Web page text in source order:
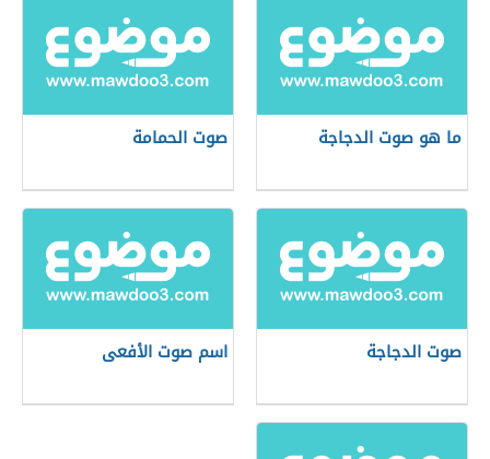
ما هو صوت الدجاجة صوت الحمامة
صوت الدجاجة اسم صوت الأفعى